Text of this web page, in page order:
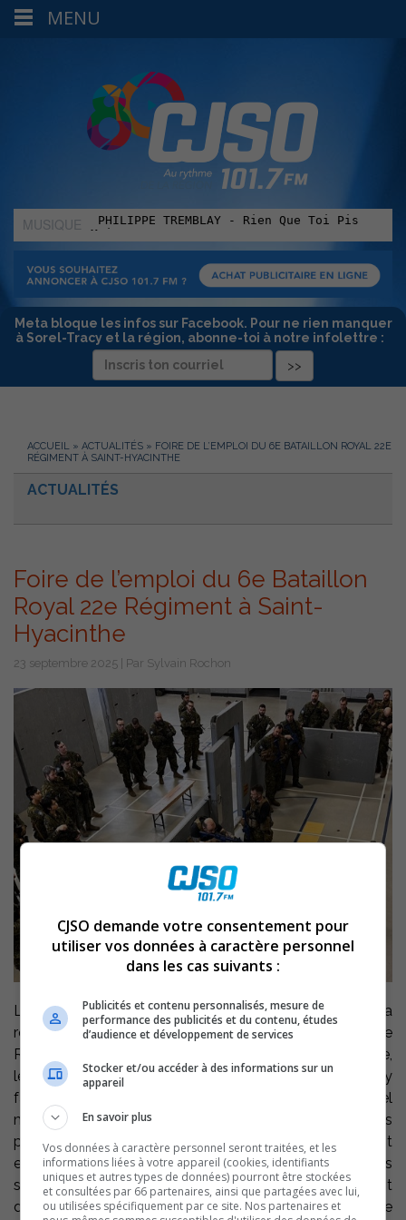
MUSIQUE
:
Meta bloque les infos sur Facebook. Pour ne rien manquer
à Sorel-Tracy et la région, abonne-toi à notre infolettre :
ACCUEIL » ACTUALITÉS » FOIRE DE L’EMPLOI DU 6E BATAILLON ROYAL 22E
RÉGIMENT À SAINT-HYACINTHE
ACTUALITÉS
Foire de l’emploi du 6e Bataillon
Royal 22e Régiment à Saint-
Hyacinthe
23 septembre 2025 | Par Sylvain Rochon
La population de Saint-Hyacinthe, Sorel-Tracy et la
région est invitée au manège du 6e Bataillon Royal 22e
Régiment de Saint-Hyacinthe, 2155, boul. Laframboise,
le samedi 4 octobre, entre 10h et 16h. Elle pourra s’y
familiariser avec la profession des armes et le matériel
militaire. Les visiteurs pourront participer à plusieurs
plateaux et activités. Des démonstrations seront
effectuées par l’équipe sur place et l’essai d’équipements
sera possible. Les plateaux de démonstration incluront
de l’équipement utilisé lors des exercices hivernaux, de
MENU
CJSO demande votre consentement pour
utiliser vos données à caractère personnel
dans les cas suivants :
Publicités et contenu personnalisés, mesure de
performance des publicités et du contenu, études
d’audience et développement de services
Stocker et/ou accéder à des informations sur un
appareil
En savoir plus
Vos données à caractère personnel seront traitées, et les
informations liées à votre appareil (cookies, identifiants
uniques et autres types de données) pourront être stockées
et consultées par 66 partenaires, ainsi que partagées avec lui,
ou utilisées spécifiquement par ce site. Nos partenaires et